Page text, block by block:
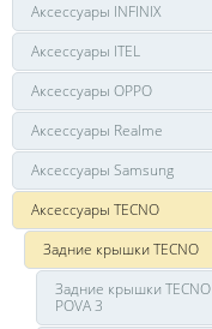
Аксессуары INFINIX
Аксессуары ITEL
Аксессуары OPPO
Аксессуары Realme
Аксессуары Samsung
Аксессуары TECNO
Задние крышки TECNO
Задние крышки TECNO
POVA 3